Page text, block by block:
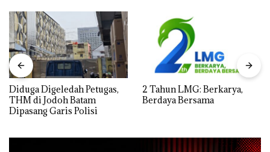
Diduga Digeledah Petugas,
THM di Jodoh Batam
Dipasang Garis Polisi
2 Tahun LMG: Berkarya,
Berdaya Bersama